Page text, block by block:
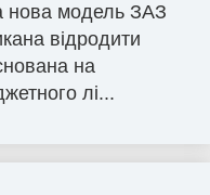
нова модель ЗАЗ
відродити
на
лі...